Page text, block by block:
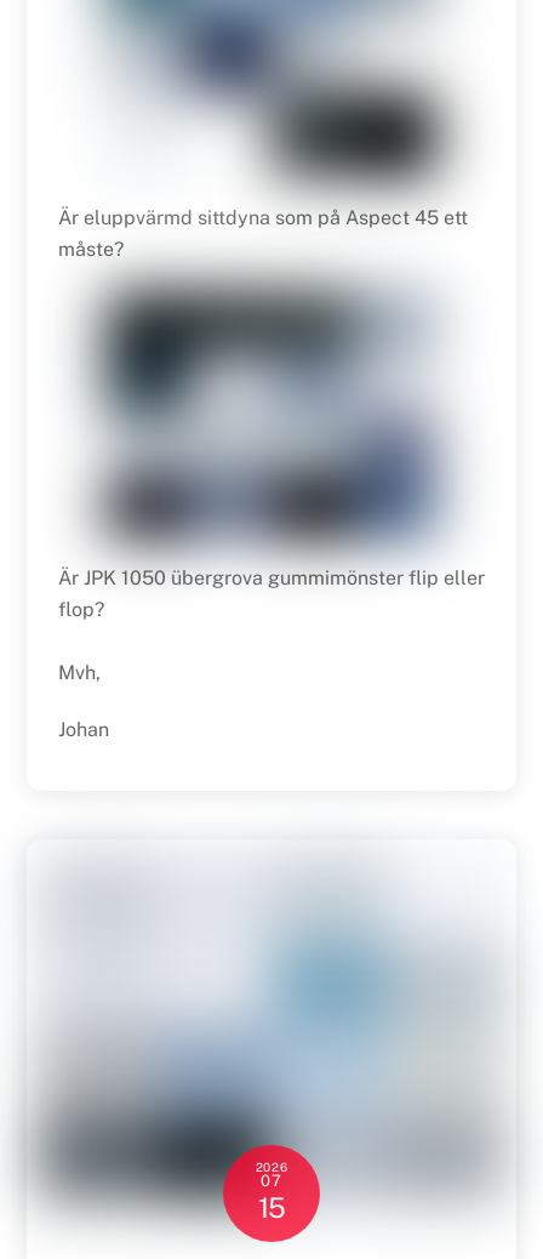
Är eluppvärmd sittdyna som på Aspect 45 ett
måste?
Är JPK 1050 übergrova gummimönster flip eller
flop?
Mvh,
Johan
2026
07
15